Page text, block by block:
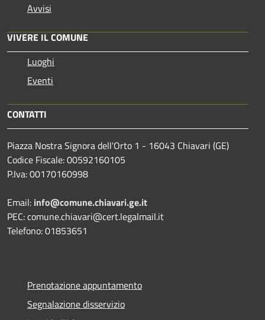
Avvisi
VIVERE IL COMUNE
Luoghi
Eventi
CONTATTI
Piazza Nostra Signora dell'Orto 1 - 16043 Chiavari (GE)
Codice Fiscale: 00592160105
P.Iva: 00170160998
Email: info@comune.chiavari.ge.it
PEC: comune.chiavari@cert.legalmail.it
Telefono: 01853651
Prenotazione appuntamento
Segnalazione disservizio